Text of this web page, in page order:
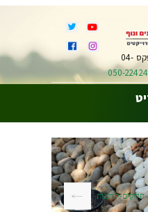
פקס 04-